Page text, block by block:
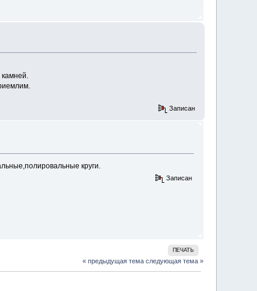
Записан
круги.
Записан
ПЕЧАТЬ
« предыдущая тема следующая тема »